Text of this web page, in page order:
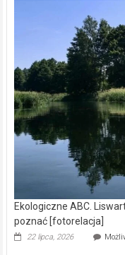
Ekologiczne ABC.
poznać [fotorelacja]
22 lipca, 2026